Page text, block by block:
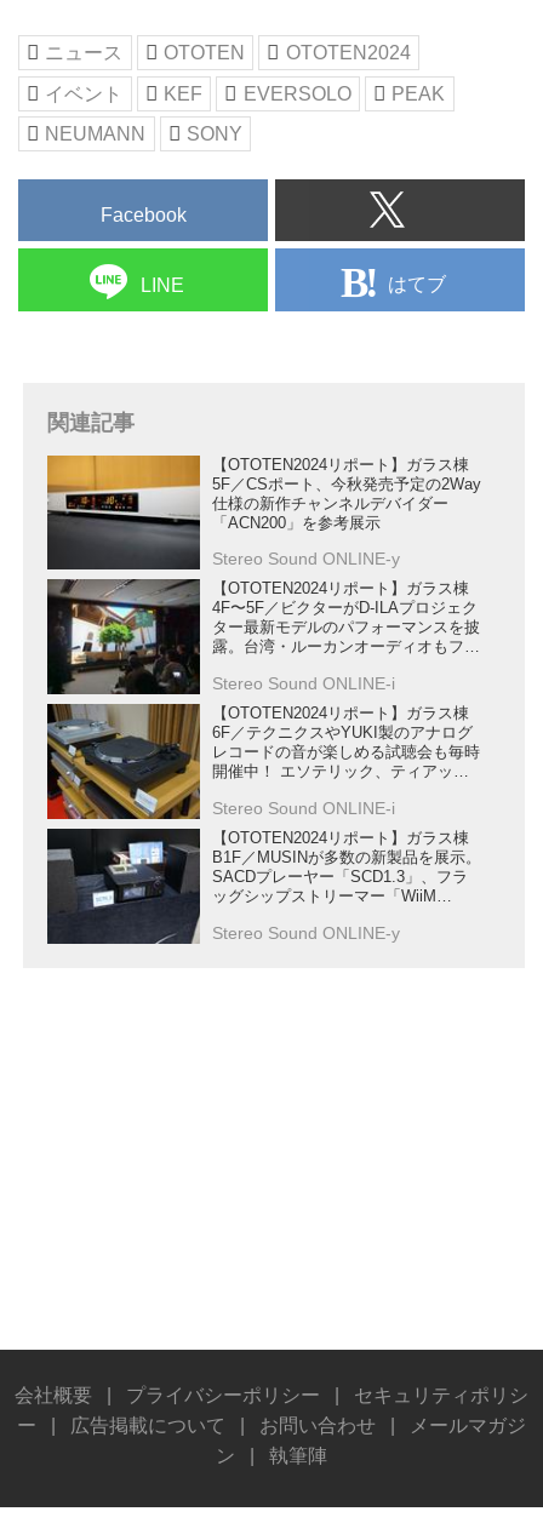
ニュース OTOTEN
OTOTEN2024
イベント
KEF EVERSOLO
PEAK
NEUMANN
SONY
Facebook
LINE はてブ
関連記事
【OTOTEN2024リポート】ガラス棟
5F／CSポート、今秋発売予定の2Way
仕様の新作チャンネルデバイダー
「ACN200」を参考展示
Stereo Sound ONLINE-y
【OTOTEN2024リポート】ガラス棟
4F〜5F／ビクターがD-ILAプロジェク
ター最新モデルのパフォーマンスを披
露。台湾・ルーカンオーディオもフル
Stereo Sound ONLINE-i
【OTOTEN2024リポート】ガラス棟
6F／テクニクスやYUKI製のアナログ
レコードの音が楽しめる試聴会も毎時
開催中！ エソテリック、ティアック
Stereo Sound ONLINE-i
【OTOTEN2024リポート】ガラス棟
B1F／MUSINが多数の新製品を展示。
SACDプレーヤー「SCD1.3」、フラ
ッグシップストリーマー「WiiM
Stereo Sound ONLINE-y
会社概要 プライバシーポリシー
セキュリティポリシ
ー
広告掲載について お問い合わせ
メールマガジ
ン
執筆陣